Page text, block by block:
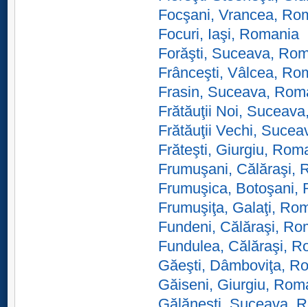
Focşani, Vrancea,
Focuri, Iaşi, Romania
Forăşti, Suceava,
Frânceşti, Vâlcea,
Frasin, Suceava,
Frătăuţii Noi,
Frătăuţii Vechi,
Frăteşti, Giurgiu,
Frumuşani, Călăraşi,
Frumuşica, Botoşani,
Frumuşiţa, Galaţi,
Fundeni, Călăraşi,
Fundulea, Călăraşi,
Găeşti, Dâmboviţa,
Găiseni, Giurgiu,